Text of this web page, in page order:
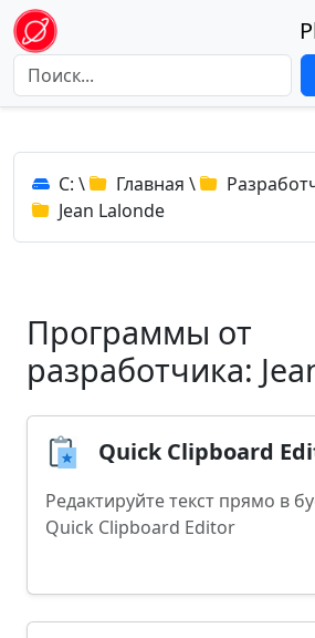
C: \ Главная \
Jean Lalonde
Программы от
разработчика:
Quick Clipboard
Редактируйте текст прямо в
Quick Clipboard Editor